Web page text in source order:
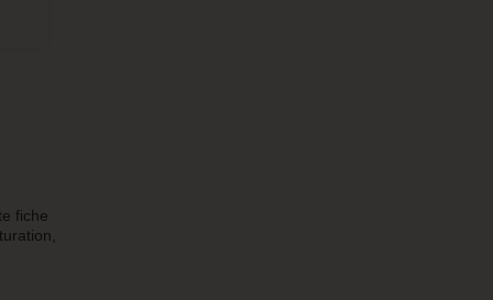
fiche